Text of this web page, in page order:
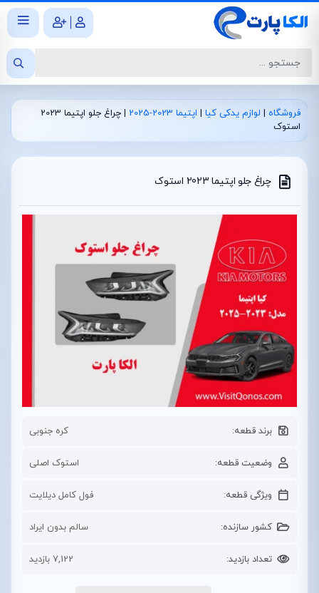
|
فروشگاه | لوازم یدکی کیا | اپتیما 2023-2025 |
چراغ جلو اپتیما 2023
استوک
چراغ جلو اپتیما 2023 استوک
برند قطعه: کره جنوبی
وضعیت قطعه: استوک اصلی
ویژگی قطعه: فول کامل دیلایت
کشور سازنده: سالم بدون ایراد
تعداد بازدید: 7,122 بازدید